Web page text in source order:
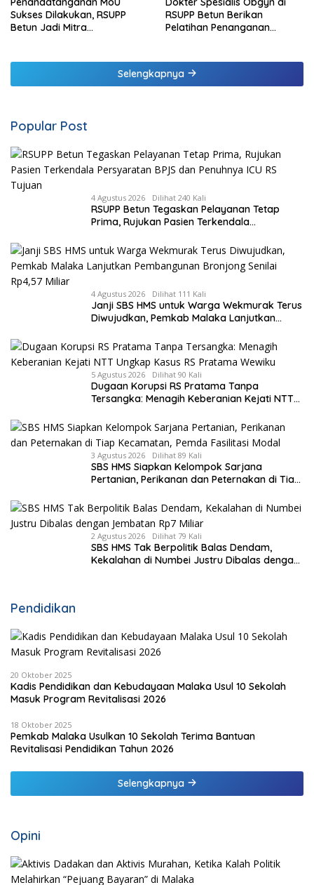
Sukses Dilakukan, RSUPP
Betun Jadi Mitra
RSUPP Betun Berikan
Pelatihan Penanganan
Malaka
Selengkapnya
Popular Post
4 Agustus 2026 Dilihat 240 Kali
RSUPP Betun Tegaskan Pelayanan Tetap
Prima, Rujukan Pasien Terkendala
Tujuan
4 Agustus 2026 Dilihat 111 Kali
Janji SBS HMS untuk Warga Wekmurak Terus
Diwujudkan, Pemkab Malaka Lanjutkan
5 Agustus 2026 Dilihat 90 Kali
Dugaan Korupsi RS Pratama Tanpa
Tersangka: Menagih Keberanian Kejati NTT
3 Agustus 2026 Dilihat 89 Kali
SBS HMS Siapkan Kelompok Sarjana
Pertanian, Perikanan dan Peternakan di Tiap
2 Agustus 2026 Dilihat 79 Kali
SBS HMS Tak Berpolitik Balas Dendam,
Kekalahan di Numbei Justru Dibalas dengan
Pendidikan
20 Oktober 2025
Kadis Pendidikan dan Kebudayaan Malaka Usul 10 Sekolah
Masuk Program Revitalisasi 2026
18 Oktober 2025
Pemkab Malaka Usulkan 10 Sekolah Terima Bantuan
Revitalisasi Pendidikan Tahun 2026
Selengkapnya
Opini